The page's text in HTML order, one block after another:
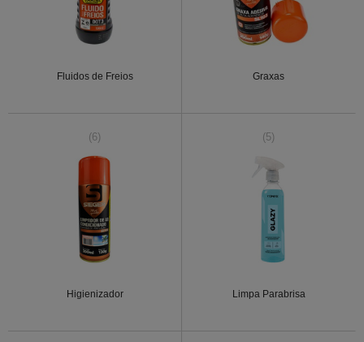
Fluidos de Freios Graxas
(6)
Higienizador
(5)
Limpa Parabrisa